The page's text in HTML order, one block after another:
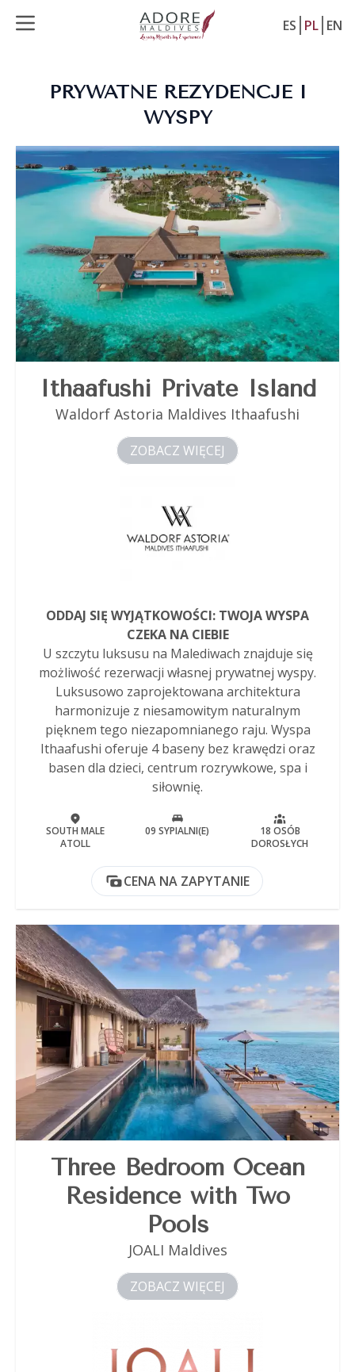
ES PL EN
PRYWATNE REZYDENCJE I
WYSPY
Ithaafushi Private Island
Waldorf Astoria Maldives Ithaafushi
ZOBACZ WIĘCEJ
ODDAJ SIĘ WYJĄTKOWOŚCI: TWOJA WYSPA
CZEKA NA CIEBIE
U szczytu luksusu na Malediwach znajduje się
możliwość rezerwacji własnej prywatnej wyspy.
Luksusowo zaprojektowana architektura
harmonizuje z niesamowitym naturalnym
pięknem tego niezapomnianego raju. Wyspa
Ithaafushi oferuje 4 baseny bez krawędzi oraz
basen dla dzieci, centrum rozrywkowe, spa i
siłownię.
SOUTH MALE
ATOLL
09 SYPIALNI(E)
18 OSÓB
DOROSŁYCH
CENA NA ZAPYTANIE
Three Bedroom Ocean
Residence with Two
Pools
JOALI Maldives
ZOBACZ WIĘCEJ